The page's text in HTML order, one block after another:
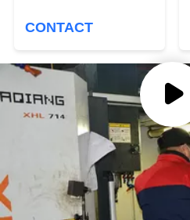
SITEMAP
PRIVACY
POLICY
CONTACT